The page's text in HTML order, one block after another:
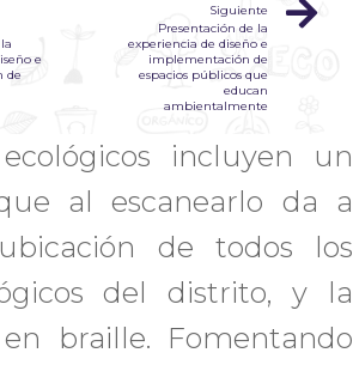
e
de
Siguiente
Presentación de la
experiencia de diseño e
implementación de
espacios públicos que
educan
ambientalmente
incluyen un
al escanearlo da a
de todos los
del distrito, y la
braille. Fomentando